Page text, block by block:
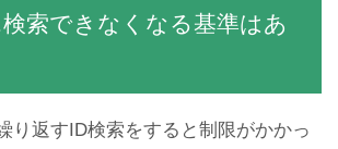
索できなくなる基準はあ
り返すID検索をすると制限がかかっ